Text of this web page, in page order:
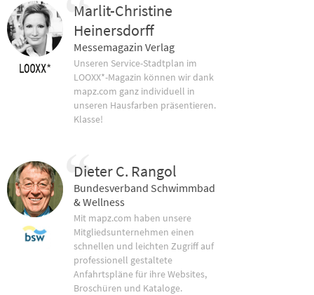
Marlit-Christine
Heinersdorff
Messemagazin Verlag
Unseren Service-Stadtplan im
LOOXX*-Magazin können wir dank
mapz.com ganz individuell in
unseren Hausfarben präsentieren.
Klasse!
Dieter C. Rangol
Bundesverband Schwimmbad
& Wellness
Mit mapz.com haben unsere
Mitgliedsunternehmen einen
schnellen und leichten Zugriff auf
professionell gestaltete
Anfahrtspläne für ihre Websites,
Broschüren und Kataloge.